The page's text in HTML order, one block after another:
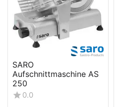
SARO
Aufschnittmaschine AS
250
0.0